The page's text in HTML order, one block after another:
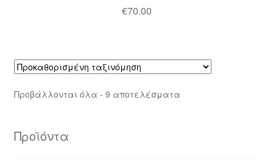
€70.00
Προβάλλονται όλα - 9 αποτελέσματα
Προϊόντα